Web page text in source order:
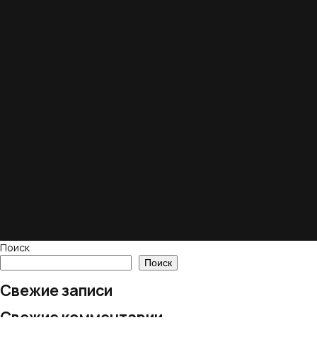
Поиск
Поиск
Свежие записи
Свежие комментарии